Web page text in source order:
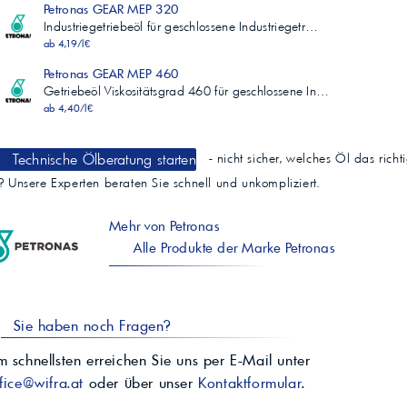
Petronas GEAR MEP 320
Industriegetriebeöl für geschlossene Industriegetr…
ab 4,19/l€
Petronas GEAR MEP 460
Getriebeöl Viskositätsgrad 460 für geschlossene In…
ab 4,40/l€
Technische Ölberatung starten
- nicht sicher, welches Öl das
Unsere Experten beraten Sie schnell und unkompliziert.
Mehr von Petronas
Alle Produkte der Marke Petronas
Sie haben noch Fragen?
schnellsten erreichen Sie uns per E-Mail unter
oder über unser Kontaktformular.